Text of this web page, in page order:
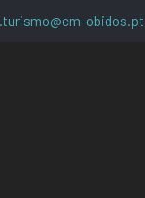
obidos.pt